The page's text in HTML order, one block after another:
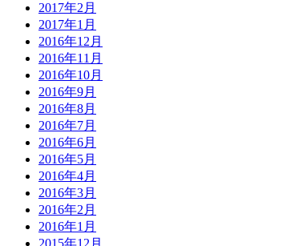
2017年2月
2017年1月
2016年12月
2016年11月
2016年10月
2016年9月
2016年8月
2016年7月
2016年6月
2016年5月
2016年4月
2016年3月
2016年2月
2016年1月